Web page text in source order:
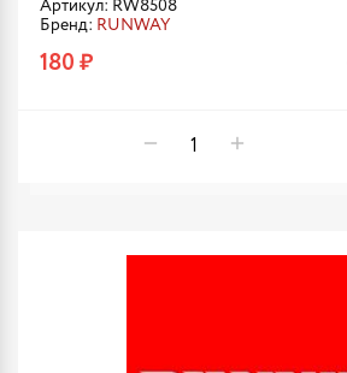
Артикул: RW8508
Бренд: RUNWAY
180 ₽